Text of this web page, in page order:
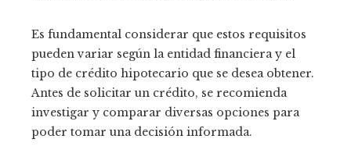
Es fundamental considerar que estos requisitos
pueden variar según la entidad financiera y el
tipo de crédito hipotecario que se desea obtener.
Antes de solicitar un crédito, se recomienda
investigar y comparar diversas opciones para
poder tomar una decisión informada.